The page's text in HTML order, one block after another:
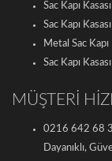
Sac Kapı
Sac Kapı
Metal Sac Kapı
Sac Kapı Kasası
MÜŞTERİ
0216 642 68
Dayanıklı,